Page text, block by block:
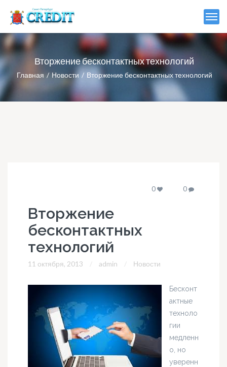
Вторжение бесконтактных технологий
Главная Новости Вторжение бесконтактных технологий
0 0
Вторжение
бесконтактных
технологий
11 октября, 2013 admin Новости
Бесконт
актные
техноло
гии
медленн
о, но
уверенн